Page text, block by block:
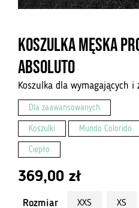
Koszulka Męska
Absoluto
Koszulka dla wymagających i
Dla zaawansowanych
Koszulki Mundo Colorido
Ciepło
369,00 zł
Rozmiar XXS XS